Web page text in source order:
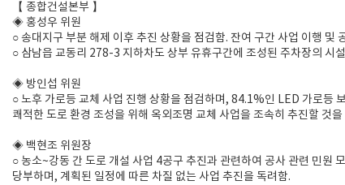
【 종합건설본부 】
◈ 홍성우 위원
○ 송대지구 부분 해제 이후 추진 상황을 점검함. 잔여 구간 사업 이행
○ 삼남읍 교동리 278-3 지하차도 상부 유휴구간에 조성된 주차장의 시
◈ 방인섭 위원
○ 노후 가로등 교체 사업 진행 상황을 점검하며, 84.1%인 LED 가로등
쾌적한 도로 환경 조성을 위해 옥외조명 교체 사업을 조속히 추진할 것
◈ 백현조 위원장
○ 농소~강동 간 도로 개설 사업 4공구 추진과 관련하여 공사 관련 민원
당부하며, 계획된 일정에 따른 차질 없는 사업 추진을 독려함.